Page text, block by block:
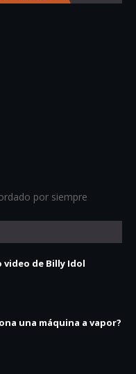
por siempre
video de Billy Idol
una máquina a vapor?